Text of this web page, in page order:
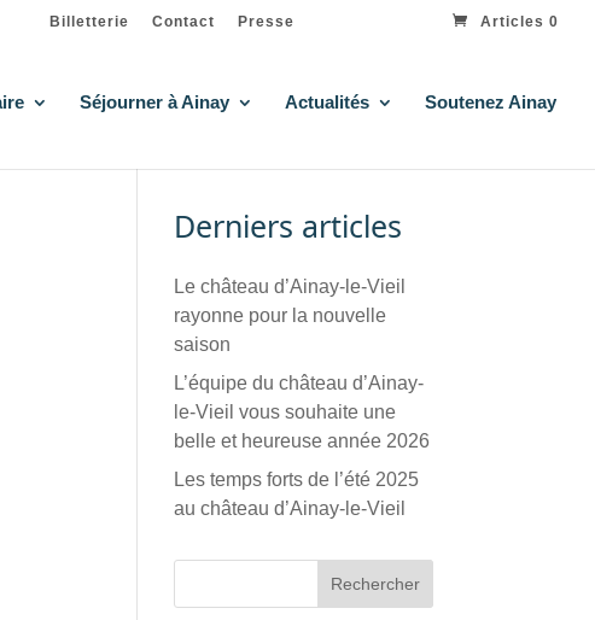
Billetterie Contact Presse Articles 0
Séjourner à Ainay Actualités Soutenez Ainay
Derniers articles
Le château d’Ainay-le-Vieil
rayonne pour la nouvelle
saison
L’équipe du château d’Ainay-
le-Vieil vous souhaite une
belle et heureuse année 2026
Les temps forts de l’été 2025
au château d’Ainay-le-Vieil